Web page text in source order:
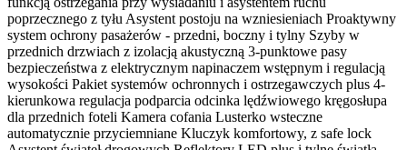
poprzecznego z tyłu Asystent postoju na wzniesieniach Proaktywny
system ochrony pasażerów - przedni, boczny i tylny Szyby w
przednich drzwiach z izolacją akustyczną 3-punktowe pasy
bezpieczeństwa z elektrycznym napinaczem wstępnym i regulacją
wysokości Pakiet systemów ochronnych i ostrzegawczych plus 4-
kierunkowa regulacja podparcia odcinka lędźwiowego kręgosłupa
dla przednich foteli Kamera cofania Lusterko wsteczne
automatycznie przyciemniane Kluczyk komfortowy, z safe lock